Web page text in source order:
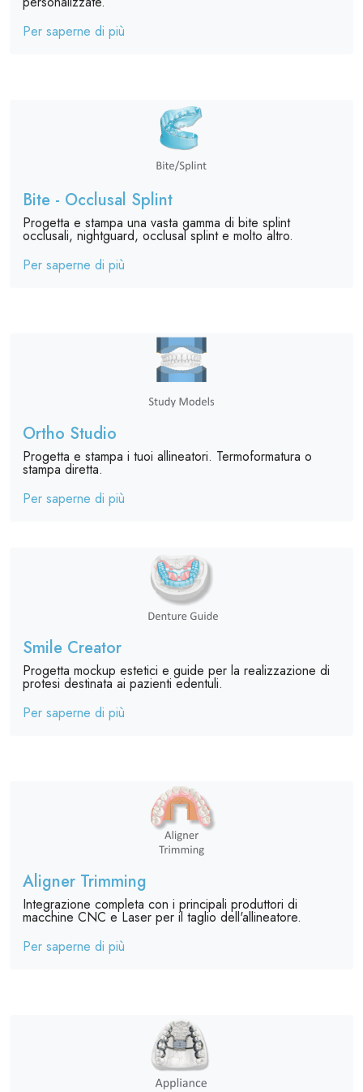
Ortho Studio
Progetta e stampa i tuoi allineatori. Termoformatura o
stampa diretta.
Per saperne di più
Per saperne di più
Bite - Occlusal Splint
Progetta e stampa una vasta gamma di bite splint
occlusali, nightguard, occlusal splint e molto altro.
Per saperne di più
Smile Creator
Progetta mockup estetici e guide per la realizzazione di
protesi destinata ai pazienti edentuli.
Per saperne di più
Aligner Trimming
Integrazione completa con i principali produttori di
macchine CNC e Laser per il taglio dell'allineatore.
Per saperne di più